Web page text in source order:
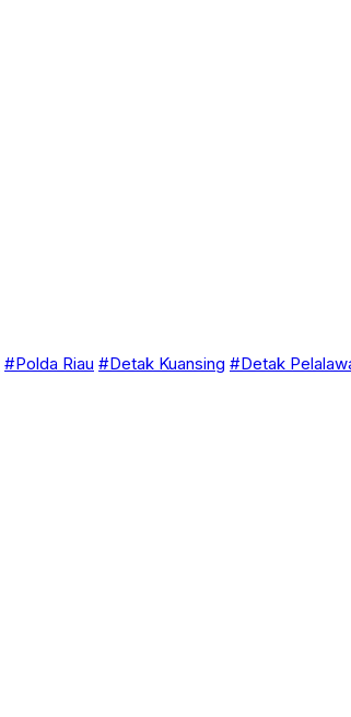
#Polda Riau #Detak Kuansing #Detak